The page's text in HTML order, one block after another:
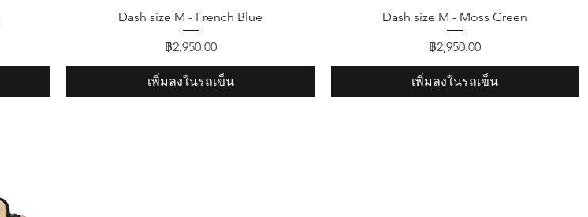
ดูข้อมูลด่วน
Dash size M - French Blue
ราคา
฿2,950.00
เพิ่มลงในรถเข็น
ดูข้อมูลด่วน
Dash size M - Moss Green
ราคา
฿2,950.00
เพิ่มลงในรถเข็น